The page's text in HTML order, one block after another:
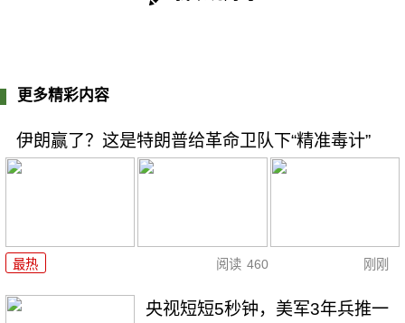
更多精彩内容
伊朗赢了？这是特朗普给革命卫队下“精准毒计”
最热 阅读 460 刚刚
央视短短5秒钟，美军3年兵推一